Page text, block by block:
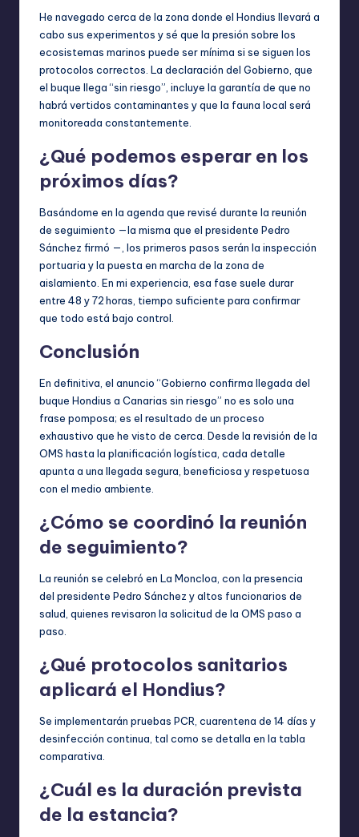
He navegado cerca de la zona donde el Hondius llevará a
cabo sus experimentos y sé que la presión sobre los
ecosistemas marinos puede ser mínima si se siguen los
protocolos correctos. La declaración del Gobierno, que
el buque llega “sin riesgo”, incluye la garantía de que no
habrá vertidos contaminantes y que la fauna local será
monitoreada constantemente.
¿Qué podemos esperar en los
próximos días?
Basándome en la agenda que revisé durante la reunión
de seguimiento —la misma que el presidente Pedro
Sánchez firmó —, los primeros pasos serán la inspección
portuaria y la puesta en marcha de la zona de
aislamiento. En mi experiencia, esa fase suele durar
entre 48 y 72 horas, tiempo suficiente para confirmar
que todo está bajo control.
Conclusión
En definitiva, el anuncio “Gobierno confirma llegada del
buque Hondius a Canarias sin riesgo” no es solo una
frase pomposa; es el resultado de un proceso
exhaustivo que he visto de cerca. Desde la revisión de la
OMS hasta la planificación logística, cada detalle
apunta a una llegada segura, beneficiosa y respetuosa
con el medio ambiente.
¿Cómo se coordinó la reunión
de seguimiento?
La reunión se celebró en La Moncloa, con la presencia
del presidente Pedro Sánchez y altos funcionarios de
salud, quienes revisaron la solicitud de la OMS paso a
paso.
¿Qué protocolos sanitarios
aplicará el Hondius?
Se implementarán pruebas PCR, cuarentena de 14 días y
desinfección continua, tal como se detalla en la tabla
comparativa.
¿Cuál es la duración prevista
de la estancia?